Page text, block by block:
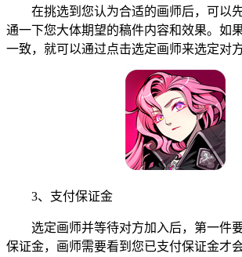
在挑选到您认为合适的画师后，可以
通一下您大体期望的稿件内容和效果。如
一致，就可以通过点击选定画师来选定对
3、支付保证金
选定画师并等待对方加入后，第一件
保证金，画师需要看到您已支付保证金才